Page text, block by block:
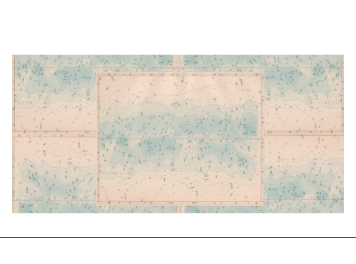
TODAS LAS COSAS
COMUNIDAD
COLABORADORES